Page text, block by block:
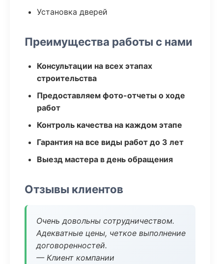
Установка дверей
Преимущества работы с нами
Консультации на всех этапах
строительства
Предоставляем фото-отчеты о ходе
работ
Контроль качества на каждом этапе
Гарантия на все виды работ до 3 лет
Выезд мастера в день обращения
Отзывы клиентов
Очень довольны сотрудничеством.
Адекватные цены, четкое выполнение
договоренностей.
— Клиент компании